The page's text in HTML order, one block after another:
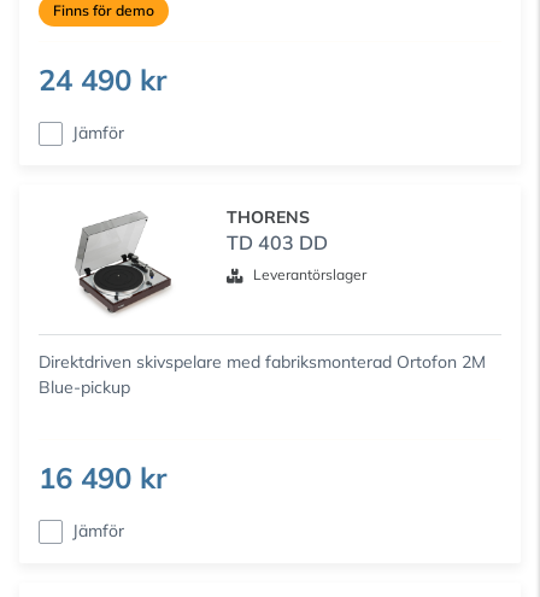
Finns för demo
24 490 kr
Jämför
THORENS
TD 403 DD
Leverantörslager
Direktdriven skivspelare med fabriksmonterad Ortofon 2M
Blue-pickup
16 490 kr
Jämför